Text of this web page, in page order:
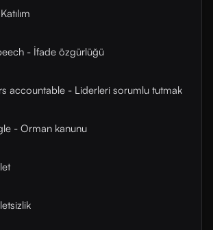
- İfade özgürlüğü
accountable - Liderleri sorumlu tutmak
- Orman kanunu